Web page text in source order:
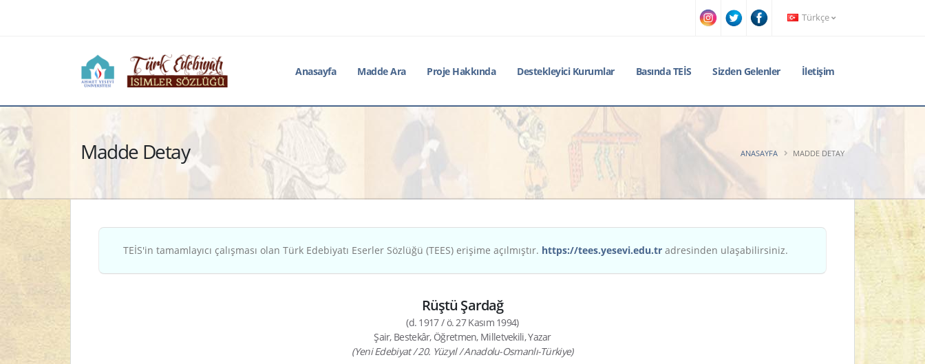
Türkçe
Anasayfa Madde Ara Proje Hakkında Destekleyici Kurumlar Basında TEİS Sizden Gelenler İletişim
Madde Detay ANASAYFA MADDE DETAY
TEİS'in tamamlayıcı çalışması olan Türk Edebiyatı Eserler Sözlüğü (TEES) erişime açılmıştır. https://tees.yesevi.edu.tr adresinden ulaşabilirsiniz.
Rüştü Şardağ
(d. 1917 / ö. 27 Kasım 1994)
Şair, Bestekâr, Öğretmen, Milletvekili, Yazar
(Yeni Edebiyat / 20. Yüzyıl / Anadolu-Osmanlı-Türkiye)